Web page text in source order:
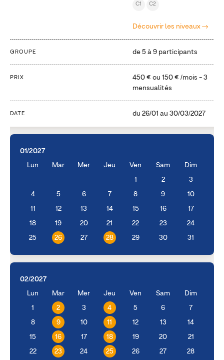
C1 C2
Découvrir les niveaux
GROUPE de 5 à 9 participants
PRIX 450 € ou 150 € /mois - 3
mensualités
DATE du 26/01 au 30/03/2027
01/2027
Lun
Mar Mer Jeu Ven Sam Dim
1 2 3
4 5 6 7 8 9 10
11 12 13 14 15 16 17
18 19 20 21 22 23 24
25 26 27 28 29 30 31
02/2027
Lun
Mar Mer Jeu Ven Sam Dim
1 2 3 4 5 6 7
8 9 10 11 12 13 14
15 16 17 18 19 20 21
22 23 24 25 26 27 28